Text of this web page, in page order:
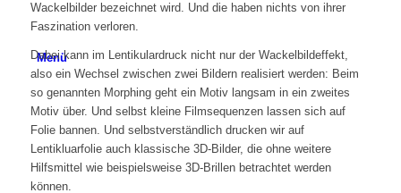
Menü
Wackelbilder bezeichnet wird. Und die haben nichts von ihrer
Faszination verloren.
Dabei kann im Lentikulardruck nicht nur der Wackelbildeffekt,
also ein Wechsel zwischen zwei Bildern realisiert werden: Beim
so genannten Morphing geht ein Motiv langsam in ein zweites
Motiv über. Und selbst kleine Filmsequenzen lassen sich auf
Folie bannen. Und selbstverständlich drucken wir auf
Lentikluarfolie auch klassische 3D-Bilder, die ohne weitere
Hilfsmittel wie beispielsweise 3D-Brillen betrachtet werden
können.